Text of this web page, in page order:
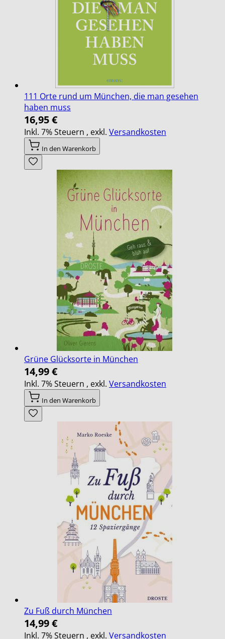
111 Orte rund um München, die man gesehen
haben muss
16,95 €
Inkl. 7% Steuern , exkl. Versandkosten
In den Warenkorb
Grüne Glücksorte in München
14,99 €
Inkl. 7% Steuern , exkl. Versandkosten
In den Warenkorb
Zu Fuß durch München
14,99 €
Inkl. 7% Steuern , exkl. Versandkosten